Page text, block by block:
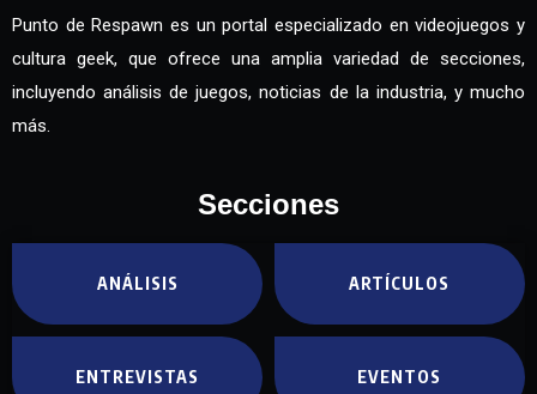
Punto de Respawn es un portal especializado en videojuegos y
cultura geek, que ofrece una amplia variedad de secciones,
incluyendo análisis de juegos, noticias de la industria, y mucho
más.
Secciones
ANÁLISIS ARTÍCULOS
ENTREVISTAS EVENTOS